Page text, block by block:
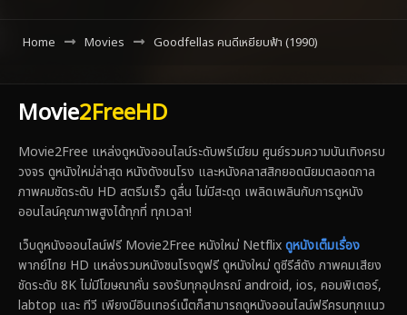
Home Movies Goodfellas คนดีเหยียบฟ้า (1990)
Movie2FreeHD
Movie2Free แหล่งดูหนังออนไลน์ระดับพรีเมียม ศูนย์รวมความบันเทิงครบ
วงจร ดูหนังใหม่ล่าสุด หนังดังชนโรง และหนังคลาสสิกยอดนิยมตลอดกาล
ภาพคมชัดระดับ HD สตรีมเร็ว ดูลื่น ไม่มีสะดุด เพลิดเพลินกับการดูหนัง
ออนไลน์คุณภาพสูงได้ทุกที่ ทุกเวลา!
เว็บดูหนังออนไลน์ฟรี Movie2Free หนังใหม่ Netflixดูหนังเต็มเรื่อง
พากย์ไทย HD แหล่งรวมหนังชนโรงดูฟรี ดูหนังใหม่ ดูซีรีส์ดัง ภาพคมเสียง
ชัดระดับ 8K ไม่มีโฆษณาคั่น รองรับทุกอุปกรณ์ android, ios, คอมพิเตอร์,
labtop และ ทีวี เพียงมีอินเทอร์เน็ตก็สามารถดูหนังออนไลน์ฟรีครบทุกแนว